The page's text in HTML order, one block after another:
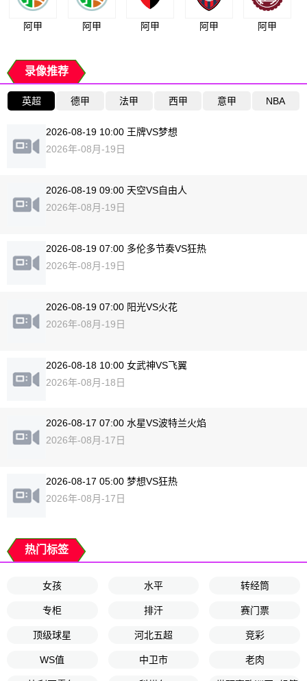
阿甲 阿甲 阿甲 阿甲 阿甲
录像推荐
英超 德甲 法甲 西甲 意甲 NBA
2026-08-19 10:00 王牌VS梦想
2026年-08月-19日
2026-08-19 09:00 天空VS自由人
2026年-08月-19日
2026-08-19 07:00 多伦多节奏VS狂热
2026年-08月-19日
2026-08-19 07:00 阳光VS火花
2026年-08月-19日
2026-08-18 10:00 女武神VS飞翼
2026年-08月-18日
2026-08-17 07:00 水星VS波特兰火焰
2026年-08月-17日
2026-08-17 05:00 梦想VS狂热
2026年-08月-17日
热门标签
女孩 水平 转经筒
专柜 排汗 赛门票
顶级球星 河北五超 竞彩
WS值 中卫市 老肉